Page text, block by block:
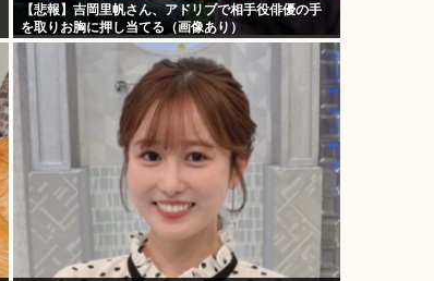
【悲報】吉岡里帆さん、アドリブで相手役俳優の手
を取りお胸に押し当てる（画像あり）